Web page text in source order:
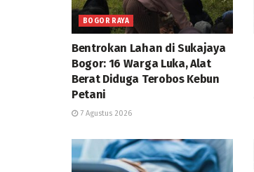
BOGOR RAYA
Bentrokan Lahan di Sukajaya
Bogor: 16 Warga Luka, Alat
Berat Diduga Terobos Kebun
Petani
7 Agustus 2026